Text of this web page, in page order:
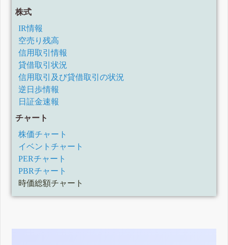
株式
IR情報
空売り残高
信用取引情報
貸借取引状況
信用取引及び貸借取引の状況
逆日歩情報
日証金速報
チャート
株価チャート
イベントチャート
PERチャート
PBRチャート
時価総額チャート